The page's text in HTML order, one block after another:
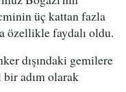
üç kattan fazla
özellikle faydalı oldu.
dışındaki gemilere
adım olarak